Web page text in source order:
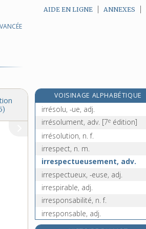
AIDE EN LIGNE ANNEXES
VOISINAGE ALPHABÉTIQUE
irrésistiblement, adv.
irrésolu, -ue, adj.
irrésolument, adv. [7e édition]
irrésolution, n. f.
irrespect, n. m.
irrespectueusement, adv.
irrespectueux, -euse, adj.
irrespirable, adj.
irresponsabilité, n. f.
irresponsable, adj.
irrétrécissable, adj.